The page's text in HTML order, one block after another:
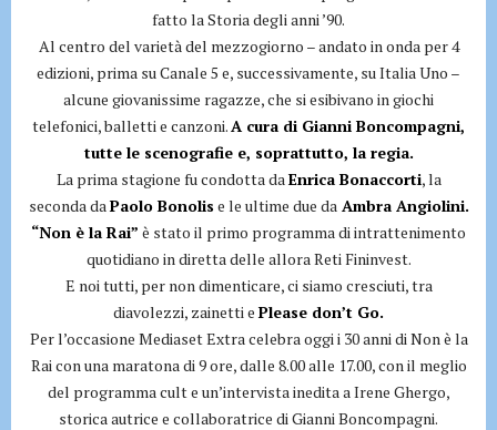
fatto la Storia degli anni ’90.
Al centro del varietà del mezzogiorno – andato in onda per 4
edizioni, prima su Canale 5 e, successivamente, su Italia Uno –
alcune giovanissime ragazze, che si esibivano in giochi
telefonici, balletti e canzoni.A cura di Gianni Boncompagni,
tutte le scenografie e, soprattutto, la regia.
La prima stagione fu condotta daEnrica Bonaccorti, la
seconda daPaolo Bonolis e le ultime due daAmbra Angiolini.
“Non è la Rai” è stato il primo programma di intrattenimento
quotidiano in diretta delle allora Reti Fininvest.
E noi tutti, per non dimenticare, ci siamo cresciuti, tra
diavolezzi, zainetti e Please don’t Go.
Per l’occasione Mediaset Extra celebra oggi i 30 anni di Non è la
Rai con una maratona di 9 ore, dalle 8.00 alle 17.00, con il meglio
del programma cult e un’intervista inedita a Irene Ghergo,
storica autrice e collaboratrice di Gianni Boncompagni.